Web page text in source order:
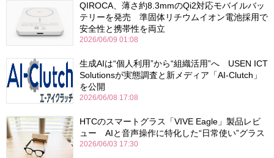
QIROCA、薄さ約8.3mmのQi2対応モバイルバッ
テリーを発売 準固体リチウムイオン電池採用で
安全性と携帯性を両立
2026/06/09 01:08
生成AIは“個人利用”から“組織活用”へ USEN ICT
Solutionsが実態調査と新メディア「AI-Clutch」
を公開
2026/06/08 17:08
HTCのスマートグラス「VIVE Eagle」製品レビ
ュー AIと音声操作に特化した“日常使い”グラス
2026/06/03 17:30